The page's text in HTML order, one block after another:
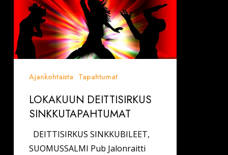
LOKAKUUN
DEITTISIRKUS
SINKKUTAPAHTUMAT
Ajankohtaista Tapahtumat
LOKAKUUN DEITTISIRKUS
SINKKUTAPAHTUMAT
DEITTISIRKUS SINKKUBILEET,
SUOMUSSALMI Pub Jalonraitti